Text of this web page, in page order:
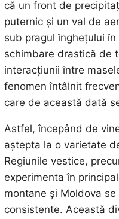
că un front de
puternic și un val de
sub pragul înghețului în
schimbare drastică de
interacțiunii între
fenomen întâlnit
care de această dată
Astfel, începând de
aștepta la o varietate
Regiunile vestice,
experimenta în
montane și Moldova
consistente. Această